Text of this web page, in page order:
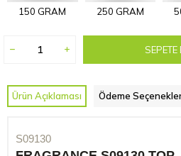
150 GRAM 250 GRAM
SEPETE
Ürün Açıklaması Ödeme
S09130